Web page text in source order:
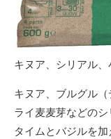
キヌア、シリアル
キヌア、ブルグル（
ライ麦麦芽などのシ
タイムとバジルを